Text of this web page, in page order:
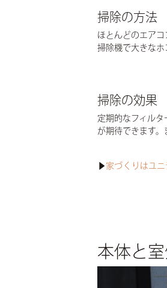
掃除の方法
ほとんどのエアコ
掃除機で大きなホ
掃除の効果
定期的なフィル
が期待できます。
▶家づくりはユニ
本体と